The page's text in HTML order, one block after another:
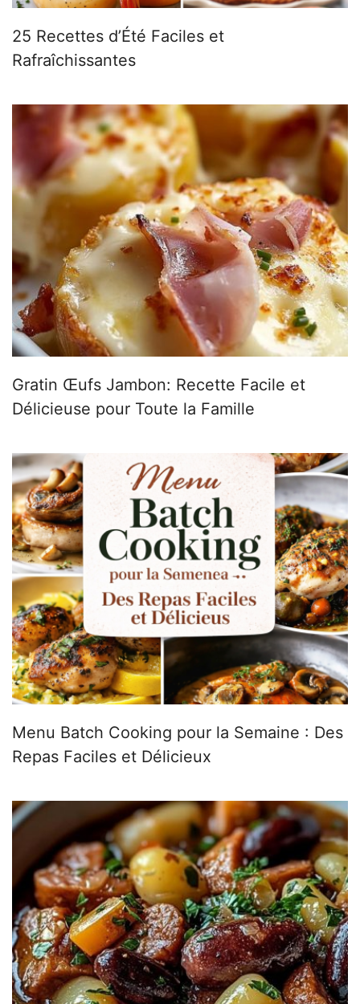
25 Recettes d’Été Faciles et
Rafraîchissantes
Gratin Œufs Jambon: Recette Facile et
Délicieuse pour Toute la Famille
Menu Batch Cooking pour la Semaine : Des
Repas Faciles et Délicieux